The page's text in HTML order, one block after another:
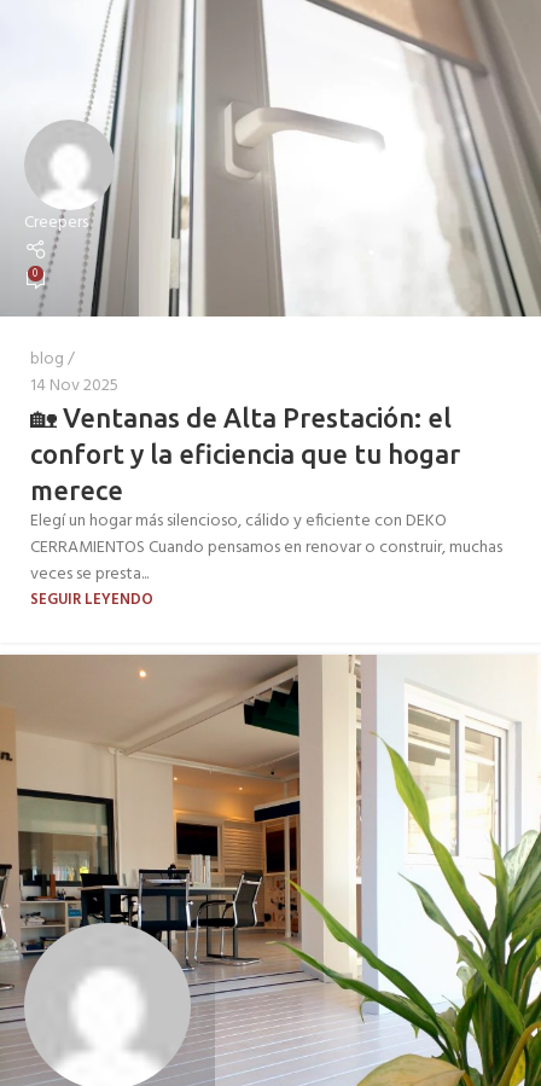
Creepers
0
blog
14 Nov 2025
🏡 Ventanas de Alta Prestación: el
confort y la eficiencia que tu hogar
merece
Elegí un hogar más silencioso, cálido y eficiente con DEKO
CERRAMIENTOS Cuando pensamos en renovar o construir, muchas
veces se presta...
SEGUIR LEYENDO